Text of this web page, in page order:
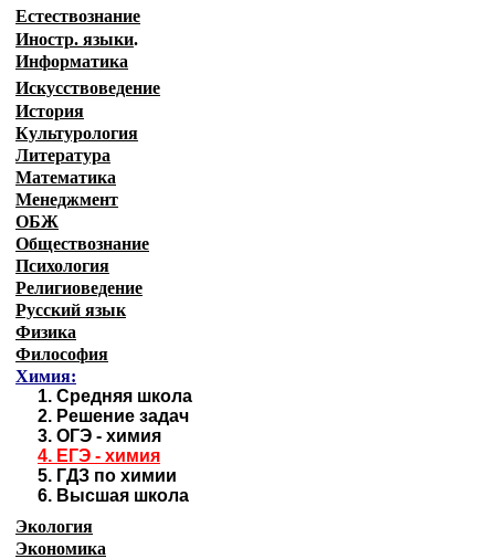
Естествознание
Иностр. языки.
Информатика
Искусствоведение
История
Культурология
Литература
Математика
Менеджмент
ОБЖ
Обществознание
Психология
Религиоведение
Русский язык
Физика
Философия
Химия:
1. Средняя школа
2. Решение задач
3. ОГЭ - химия
4. ЕГЭ - химия
5. ГДЗ по химии
6. Высшая школа
Экология
Экономика